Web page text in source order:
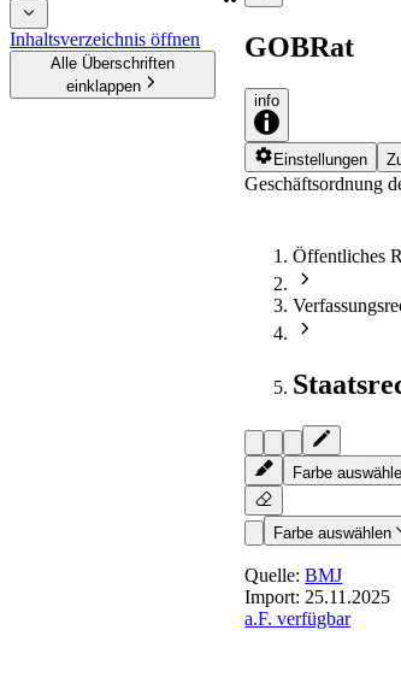
Inhaltsverzeichnis öffnen
Alle Überschriften
einklappen
GOBRat
info
Einstellungen
Geschäftsordnung
Öffentliches
Farbe
Farbe auswählen
§ 34-
Quelle:BMJ
Import: 25.11.2025
a.F. verfügbar